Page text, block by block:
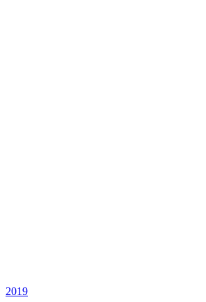
2019